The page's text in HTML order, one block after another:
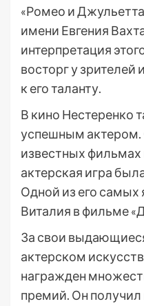
«Ромео и
имени Евгения
интерпретация
восторг у
к его таланту.
В кино Нестеренко
успешным актером.
известных фильмах
актерская игра
Одной из его самых
Виталия в фильме
За свои
актерском
награжден
премий. Он получил